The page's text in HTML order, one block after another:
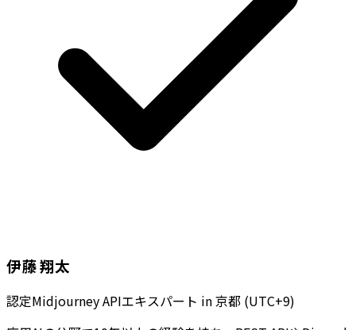
伊藤 翔太
認定Midjourney APIエキスパート in京都 (UTC+9)